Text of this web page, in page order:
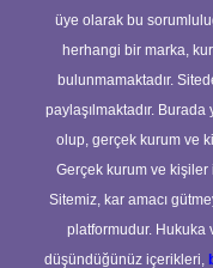
üye olarak bu
herhangi bir marka,
bulunmamaktadır.
paylaşılmaktadır.
olup, gerçek kurum ve
Gerçek kurum ve
Sitemiz, kar amacı
platformudur. Hukuka
düşündüğünüz içerikleri,